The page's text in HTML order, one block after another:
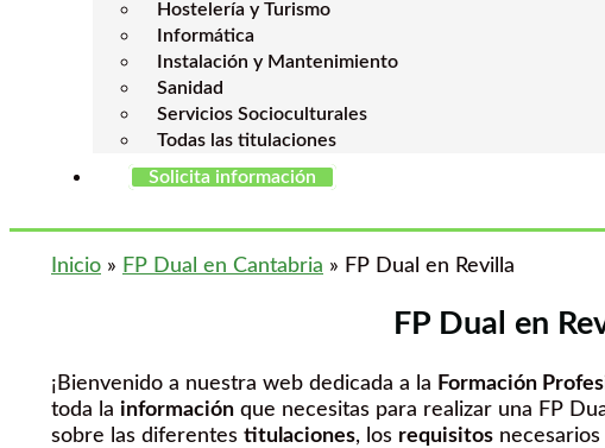
Hostelería y Turismo
Informática
Instalación y Mantenimiento
Sanidad
Servicios Socioculturales
Todas las titulaciones
Solicita información
Inicio » FP Dual en Cantabria » FP Dual en Revilla
FP Dual en
¡Bienvenido a nuestra web dedicada a la Formación
toda la información que necesitas para realizar una FP
sobre las diferentes titulaciones, los requisitos